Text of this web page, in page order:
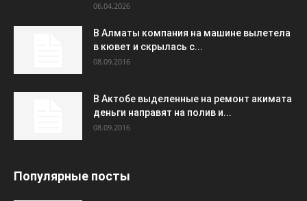
06.04.2026
В Алматы компания на машине вылетела
в кювет и скрылась с...
08.09.2016
В Актобе выделенные на ремонт акимата
деньги направят на полив и...
08.09.2016
Популярные посты